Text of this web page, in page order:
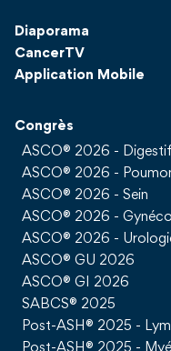
Diaporama
CancerTV
Application Mobile
Congrès
ASCO® 2026 - Digestif
ASCO® 2026 -
ASCO® 2026 - Sein
ASCO® 2026 -
ASCO® 2026 -
ASCO® GU 2026
ASCO® GI 2026
SABCS® 2025
Post-ASH® 2025 -